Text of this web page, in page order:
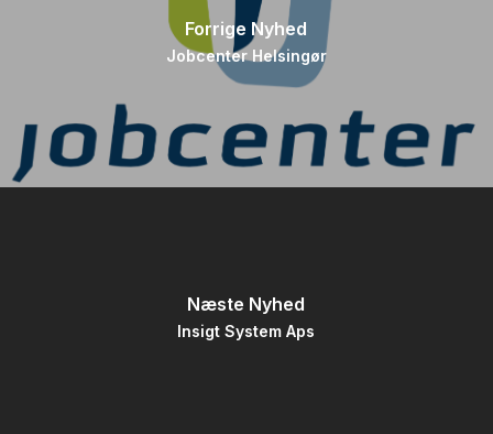
Forrige Nyhed
Jobcenter Helsingør
Næste Nyhed
Insigt System Aps